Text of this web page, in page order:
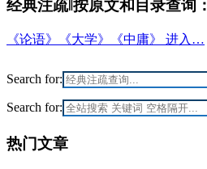
经典注疏‖按原文和目录查询：
《论语》《大学》《中庸》 进入…
Search for:
Search for:
热门文章